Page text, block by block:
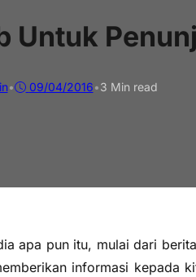
Untuk
• 09/04/2016•3 Min read
apa pun itu, mulai dari
informasi kepada